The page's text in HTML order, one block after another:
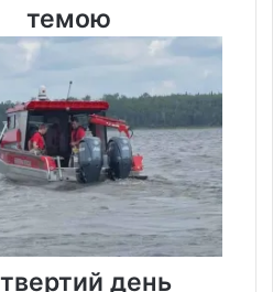
темою
день